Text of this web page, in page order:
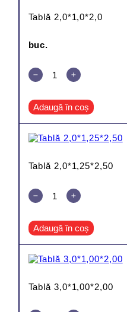
Tablă 2,0*1,0*2,0
buc.
Adaugă în coș
Tablă 2,0*1,25*2,50
Adaugă în coș
Tablă 3,0*1,00*2,00